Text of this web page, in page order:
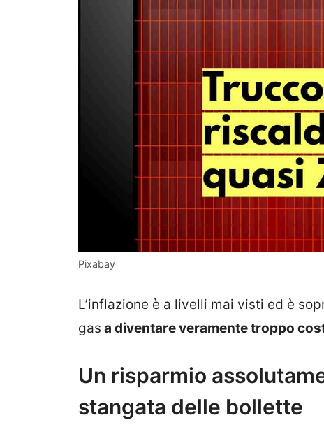
Pixabay
L’inflazione è a livelli mai visti ed è
gas a diventare veramente troppo
Un risparmio
stangata delle bollette